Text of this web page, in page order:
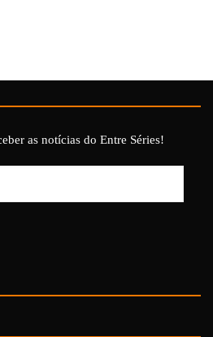
as notícias do Entre Séries!